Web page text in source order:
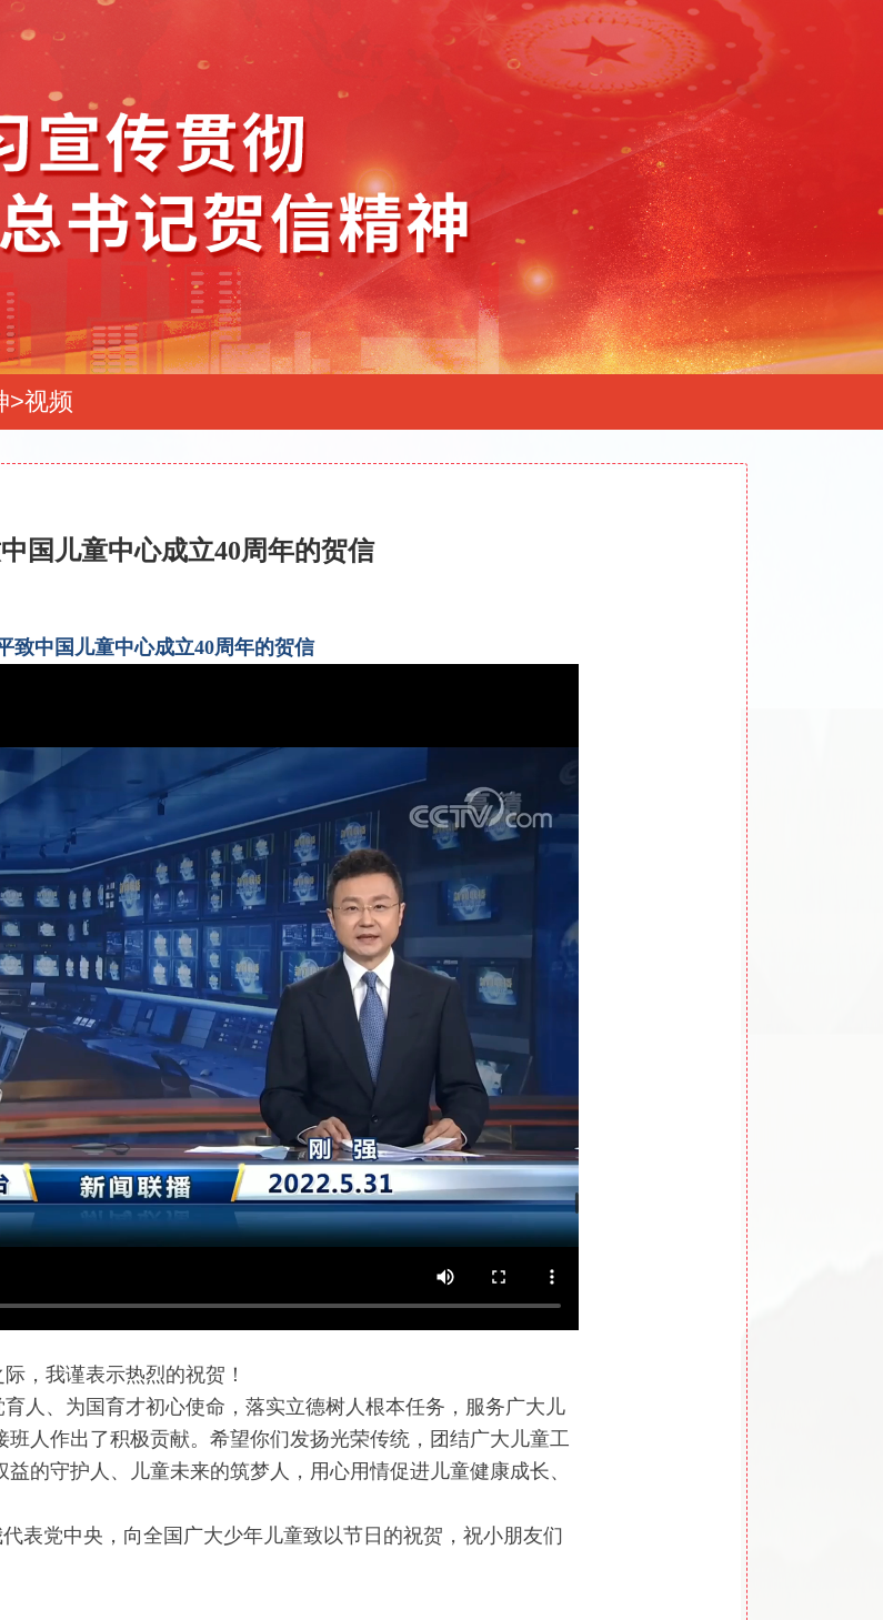
>视频
国儿童中心成立40周年的贺信
致中国儿童中心成立40周年的贺信
，我谨表示热烈的祝贺！
人、为国育才初心使命，落实立德树人根本任务，服务广大儿
人作出了积极贡献。希望你们发扬光荣传统，团结广大儿童工
的守护人、儿童未来的筑梦人，用心用情促进儿童健康成长、
表党中央，向全国广大少年儿童致以节日的祝贺，祝小朋友们